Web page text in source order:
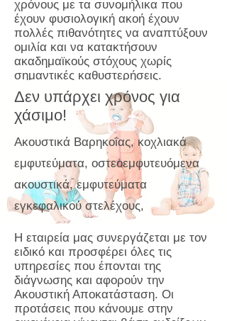
χρόνους με τα συνομήλικα που
έχουν φυσιολογική ακοή έχουν
πολλές πιθανότητες να αναπτύξουν
ομιλία και να κατακτήσουν
ακαδημαϊκούς στόχους χωρίς
σημαντικές καθυστερήσεις.
Δεν υπάρχει χρόνος για
χάσιμο!
Ακουστικά Βαρηκοΐας, κοχλιακά
εμφυτεύματα, οστεοεμφυτευόμενα
ακουστικά,εμφυτεύματα
εγκεφαλικού στελέχους,
Η εταιρεία μας συνεργάζεται με τον
ειδικό και προσφέρει όλες τις
υπηρεσίες που έπονται της
διάγνωσης και αφορούν την
Ακουστική Αποκατάσταση. Οι
προτάσεις που κάνουμε στην